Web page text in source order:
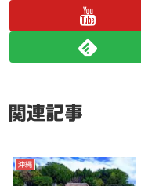
関連記事
沖縄